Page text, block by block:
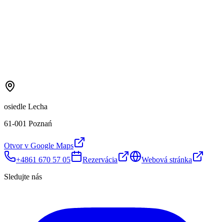
osiedle Lecha
61-001 Poznań
Otvor v Google Maps
+4861 670 57 05
Rezervácia
Webová stránka
Sledujte nás